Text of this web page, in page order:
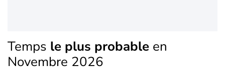
Temps le plus probable en
Novembre 2026